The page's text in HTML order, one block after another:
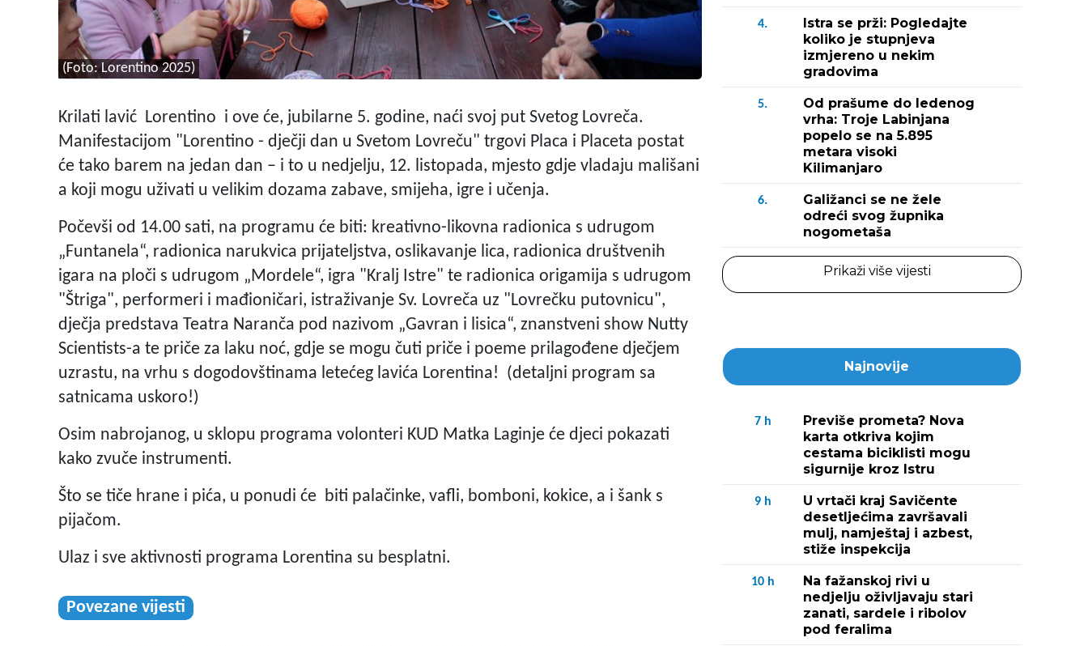
(Foto: Lorentino 2025)
Krilati lavić Lorentino i ove će, jubilarne 5. godine, naći svoj put Svetog Lovreča.
Manifestacijom "Lorentino - dječji dan u Svetom Lovreču" trgovi Placa i Placeta postat
će tako barem na jedan dan – i to u nedjelju, 12. listopada, mjesto gdje vladaju mališani
a koji mogu uživati u velikim dozama zabave, smijeha, igre i učenja.
Počevši od 14.00 sati, na programu će biti: kreativno-likovna radionica s udrugom
„Funtanela“, radionica narukvica prijateljstva, oslikavanje lica, radionica društvenih
igara na ploči s udrugom „Mordele“, igra "Kralj Istre" te radionica origamija s udrugom
"Štriga", performeri i mađioničari, istraživanje Sv. Lovreča uz "Lovrečku putovnicu",
dječja predstava Teatra Naranča pod nazivom „Gavran i lisica“, znanstveni show Nutty
Scientists-a te priče za laku noć, gdje se mogu čuti priče i poeme prilagođene dječjem
uzrastu, na vrhu s dogodovštinama letećeg lavića Lorentina! (detaljni program sa
satnicama uskoro!)
Osim nabrojanog, u sklopu programa volonteri KUD Matka Laginje će djeci pokazati
kako zvuče instrumenti.
Što se tiče hrane i pića, u ponudi će biti palačinke, vafli, bomboni, kokice, a i šank s
pijačom.
Ulaz i sve aktivnosti programa Lorentina su besplatni.
Povezane vijesti
4.
Istra se prži: Pogledajte
koliko je stupnjeva
izmjereno u nekim
gradovima
5.
Od prašume do ledenog
vrha: Troje Labinjana
popelo se na 5.895
metara visoki
Kilimanjaro
6.
Galižanci se ne žele
odreći svog župnika
nogometaša
Prikaži više vijesti
Najnovije
7 h
Previše prometa? Nova
karta otkriva kojim
cestama biciklisti mogu
sigurnije kroz Istru
9 h
U vrtači kraj Savičente
desetljećima završavali
mulj, namještaj i azbest,
stiže inspekcija
10 h
Na fažanskoj rivi u
nedjelju oživljavaju stari
zanati, sardele i ribolov
pod feralima